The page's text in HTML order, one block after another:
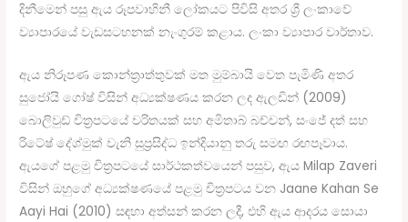
දිනීමෙන් පසු ඇය රූපවාහිනී ලෝකයට පිවිසි අතර ශ්‍රී ලංකාවේ
ව්‍යාපාරයේ වැඩසටහනක් නැංගුරම් කළාය. ලංකා ව්‍යාපාර වාර්තාව.
ඇය නිරූපණ කොන්ත්‍රාත්තුවක් මත මුම්බායි වෙත පැමිණි අතර
සුජෝයි ගෝෂ් විසින් අධ්‍යක්ෂණය කරන ලද ඇලඩින් (2009)
බොලිවුඩ් චිත්‍රපටයේ චරිතයක් සහ අමිතාබ් බච්චන්, සංජේ දත් සහ
රිටේෂ් දේශ්මුක් වැනි සුප්‍රසිද්ධ ඉන්දියානු තරු සමඟ රඟපෑවාය.
ඇයගේ පළමු චිත්‍රපටයේ සාර්ථකත්වයෙන් පසුව, ඇය Milap Zaveri
විසින් ඔහුගේ අධ්‍යක්ෂණයේ පළමු චිත්‍රපටය වන Jaane Kahan Se
Aayi Hai (2010) සඳහා අත්සන් කරන ලදී, එහි ඇය ආදරය සොයා